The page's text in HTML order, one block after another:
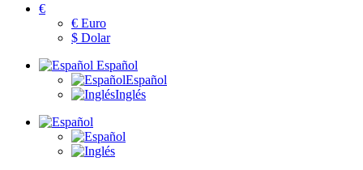
€
€ Euro
$ Dolar
Español
Español
Inglés